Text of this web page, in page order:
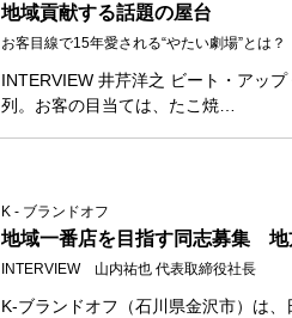
地域貢献する話題の屋台
お客目線で15年愛される“やたい劇場”とは？
INTERVIEW 井芹洋之 ビート・アッ
列。お客の目当ては、たこ焼…
K ‐ ブランドオフ
地域一番店を目指す同志募集 地
INTERVIEW 山内祐也 代表取締役社長
K‐ブランドオフ（石川県金沢市）は